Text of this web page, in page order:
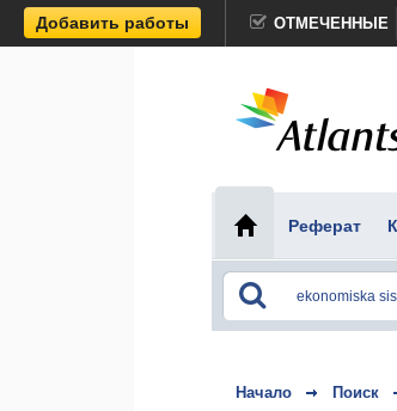
Добавить работы ОТМЕЧЕННЫЕ
Реферат
Начало Поиск